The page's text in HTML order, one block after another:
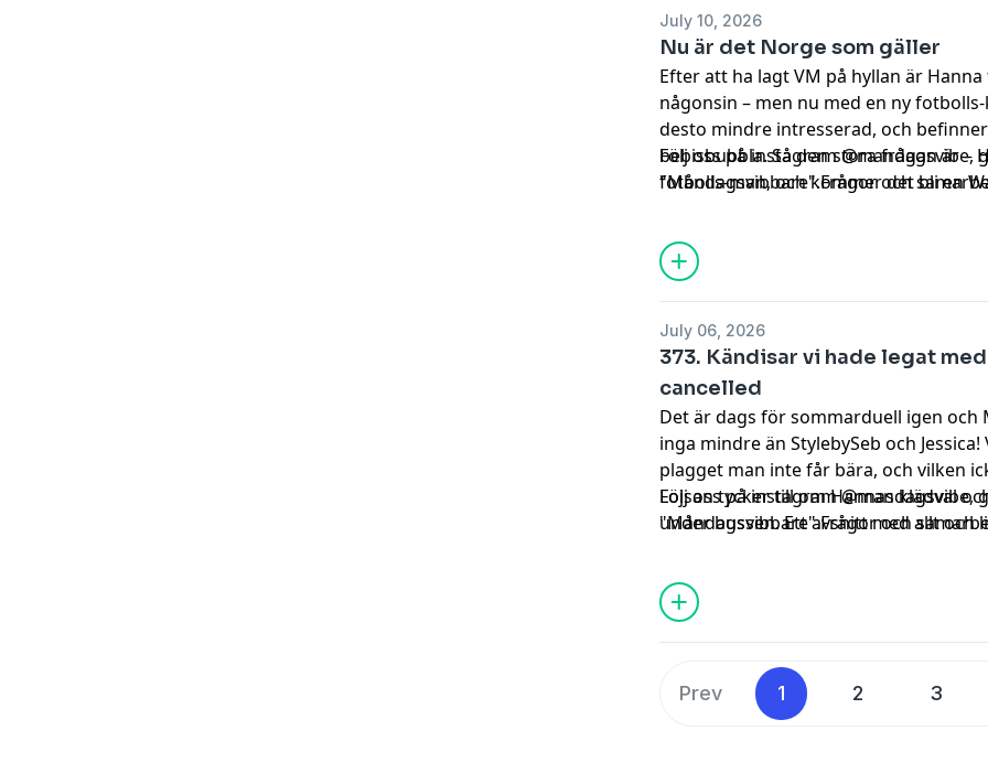
July 10, 2026
Nu är det Norge som gäller
Efter att ha lagt VM på hyllan är
någonsin – men nu med en ny
desto mindre intresserad, och
bebisbubbla. Så den stora frågan är –
fotbolls-man, och kommer det bli en
Följ oss på instagram @mandagsvibe,
"Måndagsvibbare".Frågor och
July 06, 2026
373. Kändisar vi hade legat
cancelled
Det är dags för sommarduell igen och
inga mindre än StylebySeb och
plagget man inte får bära, och vilken
Lojsan tycker till om Hannas klädval
under bussen. Ett avsnitt med allt och
Följ oss på instagram @mandagsvibe,
"Måndagsvibbare".Frågor och
Prev 1 2 3